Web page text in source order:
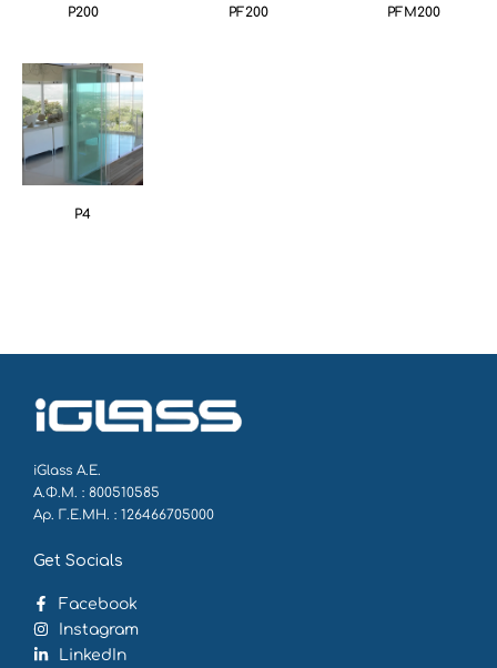
P200 PF200 PFM200
P4
iGlass Α.Ε.
Α.Φ.Μ. : 800510585
Αρ. Γ.Ε.ΜΗ. : 126466705000
Get Socials
Facebook
Instagram
LinkedIn